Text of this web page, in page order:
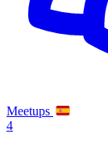
Meetups
4